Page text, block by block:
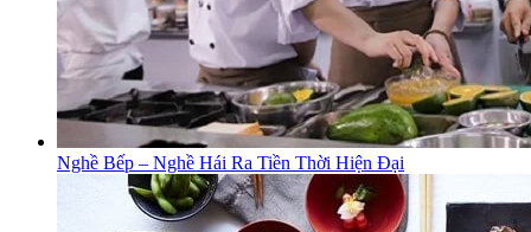
Nghề Bếp – Nghề Hái Ra Tiền Thời Hiện Đại